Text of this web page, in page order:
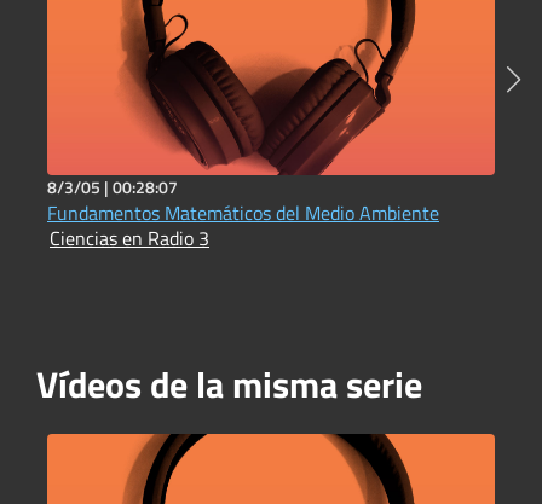
8/3/05 |00:28:07
Fundamentos Matemáticos del Medio Ambiente
Ciencias en Radio 3
Vídeos de la misma serie